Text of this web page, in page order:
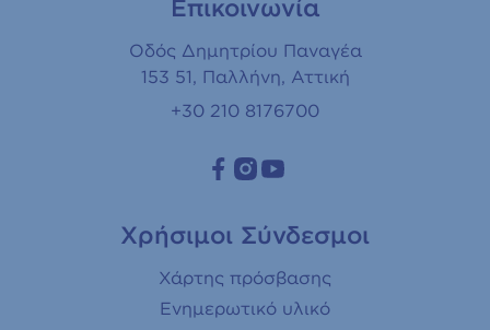
Επικοινωνία
Οδός Δημητρίου Παναγέα
153 51, Παλλήνη, Αττική
+30 210 8176700
Χρήσιμοι Σύνδεσμοι
Χάρτης πρόσβασης
Ενημερωτικό υλικό